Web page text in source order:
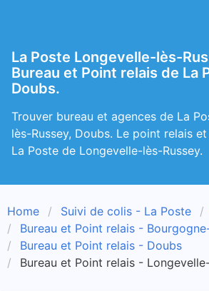
La Poste Longevelle-lès-
Bureau et Point relais de La
Doubs.
Trouver bureau et agences de La
lès-Russey, Doubs. Le point relais
La Poste de Longevelle-lès-Russey.
Home Suivi de colis - La Poste
Bureau et Point relais -
Bureau et Point relais - Doubs
Bureau et Point relais -